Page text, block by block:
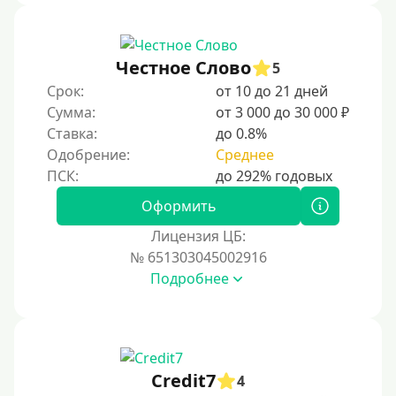
Без посещения офиса
В офисе
В ломбарде
Роботы займов
Онлайн на карту в Telegram
Без списания денег с карты
Денежным переводом
На электронный кошелек
Без привязки карты
Честное Слово
5
Срок:
от 10 до 21 дней
Сумма:
от 3 000 до 30 000 ₽
Ставка:
до 0.8%
Одобрение:
Среднее
Оформить
Лицензия ЦБ:
№ 651303045002916
Подробнее
Credit7
4